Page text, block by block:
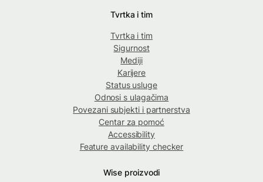
Tvrtka i tim
Tvrtka i tim
Sigurnost
Mediji
Karijere
Status usluge
Odnosi s ulagačima
Povezani subjekti i partnerstva
Centar za pomoć
Accessibility
Feature availability checker
Wise proizvodi